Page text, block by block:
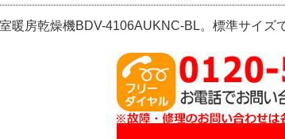
暖房乾燥機BDV-4106AUKNC-BL。標準サイズ